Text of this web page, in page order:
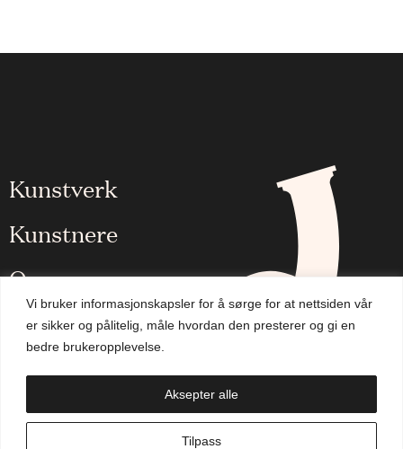
Vi bruker informasjonskapsler for å sørge for at nettsiden vår
er sikker og pålitelig, måle hvordan den presterer og gi en
bedre brukeropplevelse.
Tilpass
Aksepter alle
Kunstverk
Kunstnere
Om oss
Aktuelt
Handlekurv
NO